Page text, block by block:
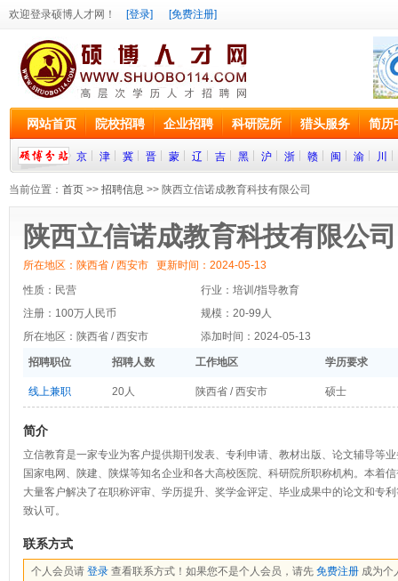
欢迎登录硕博人才网！ [登录] [免费注册]
网站首页 院校招聘 企业招聘 科研院所 猎头服务 简历
京 津 冀 晋 蒙 辽 吉 黑 沪 浙 赣 闽 渝 川
当前位置： 首页 >> 招聘信息 >> 陕西立信诺成教育科技有限公司
陕西立信诺成教育科技有限公司
所在地区：陕西省 / 西安市 更新时间：2024-05-13
性质：民营
行业：培训/指导教育
注册：100万人民币
规模：20-99人
所在地区：陕西省 / 西安市
添加时间：2024-05-13
招聘职位 招聘人数 工作地区 学历要求
线上兼职 20人 陕西省 / 西安市 硕士
简介
立信教育是一家专业为客户提供期刊发表、专利申请、教材出版、论文辅导等
国家电网、陕建、陕煤等知名企业和各大高校医院、科研院所职称机构。本着
大量客户解决了在职称评审、学历提升、奖学金评定、毕业成果中的论文和专
致认可。
联系方式
个人会员请 登录 查看联系方式！如果您不是个人会员，请先 免费注册 成为个